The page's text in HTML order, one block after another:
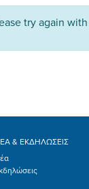
try again
& ΕΚΔΗΛΩΣΕΙΣ